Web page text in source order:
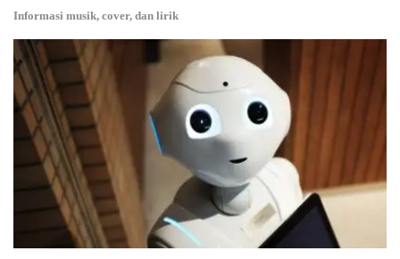
Informasi musik, cover, dan lirik